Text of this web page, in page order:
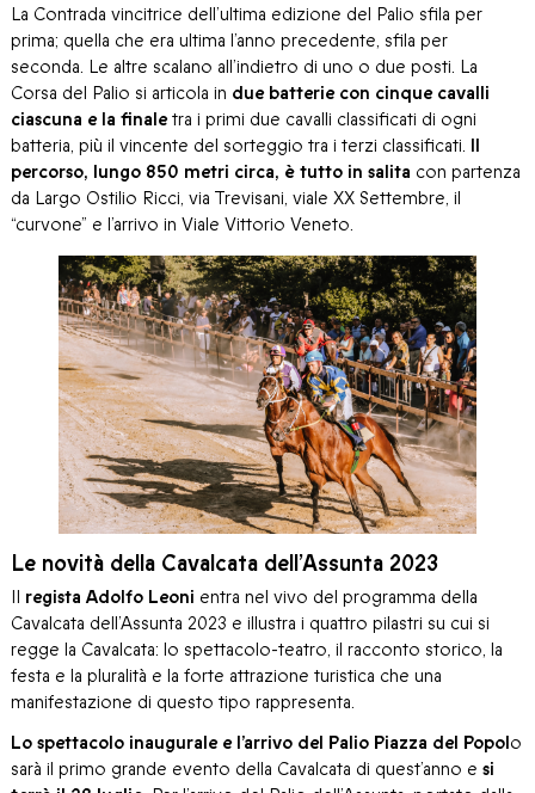
La Contrada vincitrice dell’ultima edizione del Palio sfila per
prima; quella che era ultima l’anno precedente, sfila per
seconda. Le altre scalano all’indietro di uno o due posti. La
Corsa del Palio si articola in due batterie con cinque cavalli
ciascuna e la finaletra i primi due cavalli classificati di ogni
batteria, più il vincente del sorteggio tra i terzi classificati. Il
percorso, lungo 850 metri circa, è tutto in salita con partenza
da Largo Ostilio Ricci, via Trevisani, viale XX Settembre, il
“curvone” e l’arrivo in Viale Vittorio Veneto.
Le novità della Cavalcata dell’Assunta 2023
Il regista Adolfo Leoni entra nel vivo del programma della
Cavalcata dell’Assunta 2023 e illustra i quattro pilastri su cui si
regge la Cavalcata: lo spettacolo-teatro, il racconto storico, la
festa e la pluralità e la forte attrazione turistica che una
manifestazione di questo tipo rappresenta.
Lo spettacolo inaugurale e l’arrivo del Palio Piazza del Popolo
sarà il primo grande evento della Cavalcata di quest’anno e si